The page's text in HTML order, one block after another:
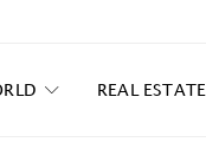
REAL ESTATE